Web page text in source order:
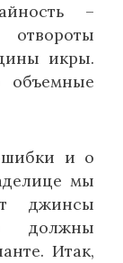
–
икры.
объемные
и о
мы
джинсы
должны
Итак,